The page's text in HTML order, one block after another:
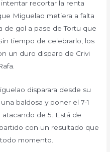
recortar la renta
Miguelao metiera a falta
de gol a pase de Tortu que
tiempo de celebrarlo, los
un duro disparo de Crivi
disparara desde su
baldosa y poner el 7-1
de 5. Está de
con un resultado que
momento.